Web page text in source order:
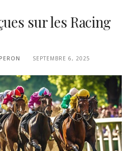
sur les Racing
SEPTEMBRE 6, 2025